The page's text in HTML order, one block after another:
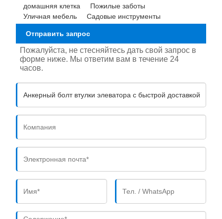
домашняя клетка
Пожилые заботы
Уличная мебель
Садовые инструменты
Отправить запрос
Пожалуйста, не стесняйтесь дать свой запрос в
форме ниже. Мы ответим вам в течение 24
часов.